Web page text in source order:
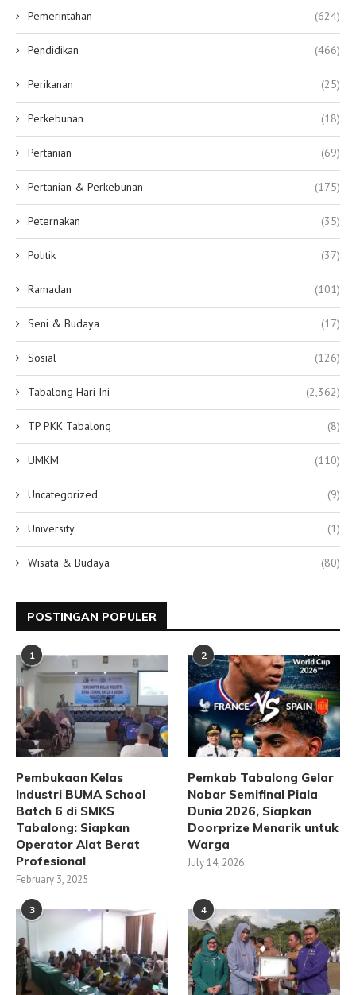
Pemerintahan (624)
Pendidikan (466)
Perikanan (25)
Perkebunan (18)
Pertanian (69)
Pertanian & Perkebunan (175)
Peternakan (35)
Politik (37)
Ramadan (101)
Seni & Budaya (17)
Sosial (126)
Tabalong Hari Ini (2,362)
TP PKK Tabalong (8)
UMKM (110)
Uncategorized (9)
University (1)
Wisata & Budaya (80)
POSTINGAN POPULER
1
Pembukaan Kelas
Industri BUMA School
Batch 6 di SMKS
Tabalong: Siapkan
Operator Alat Berat
Profesional
February 3, 2025
2
Pemkab Tabalong Gelar
Nobar Semifinal Piala
Dunia 2026, Siapkan
Doorprize Menarik untuk
Warga
July 14, 2026
3 4